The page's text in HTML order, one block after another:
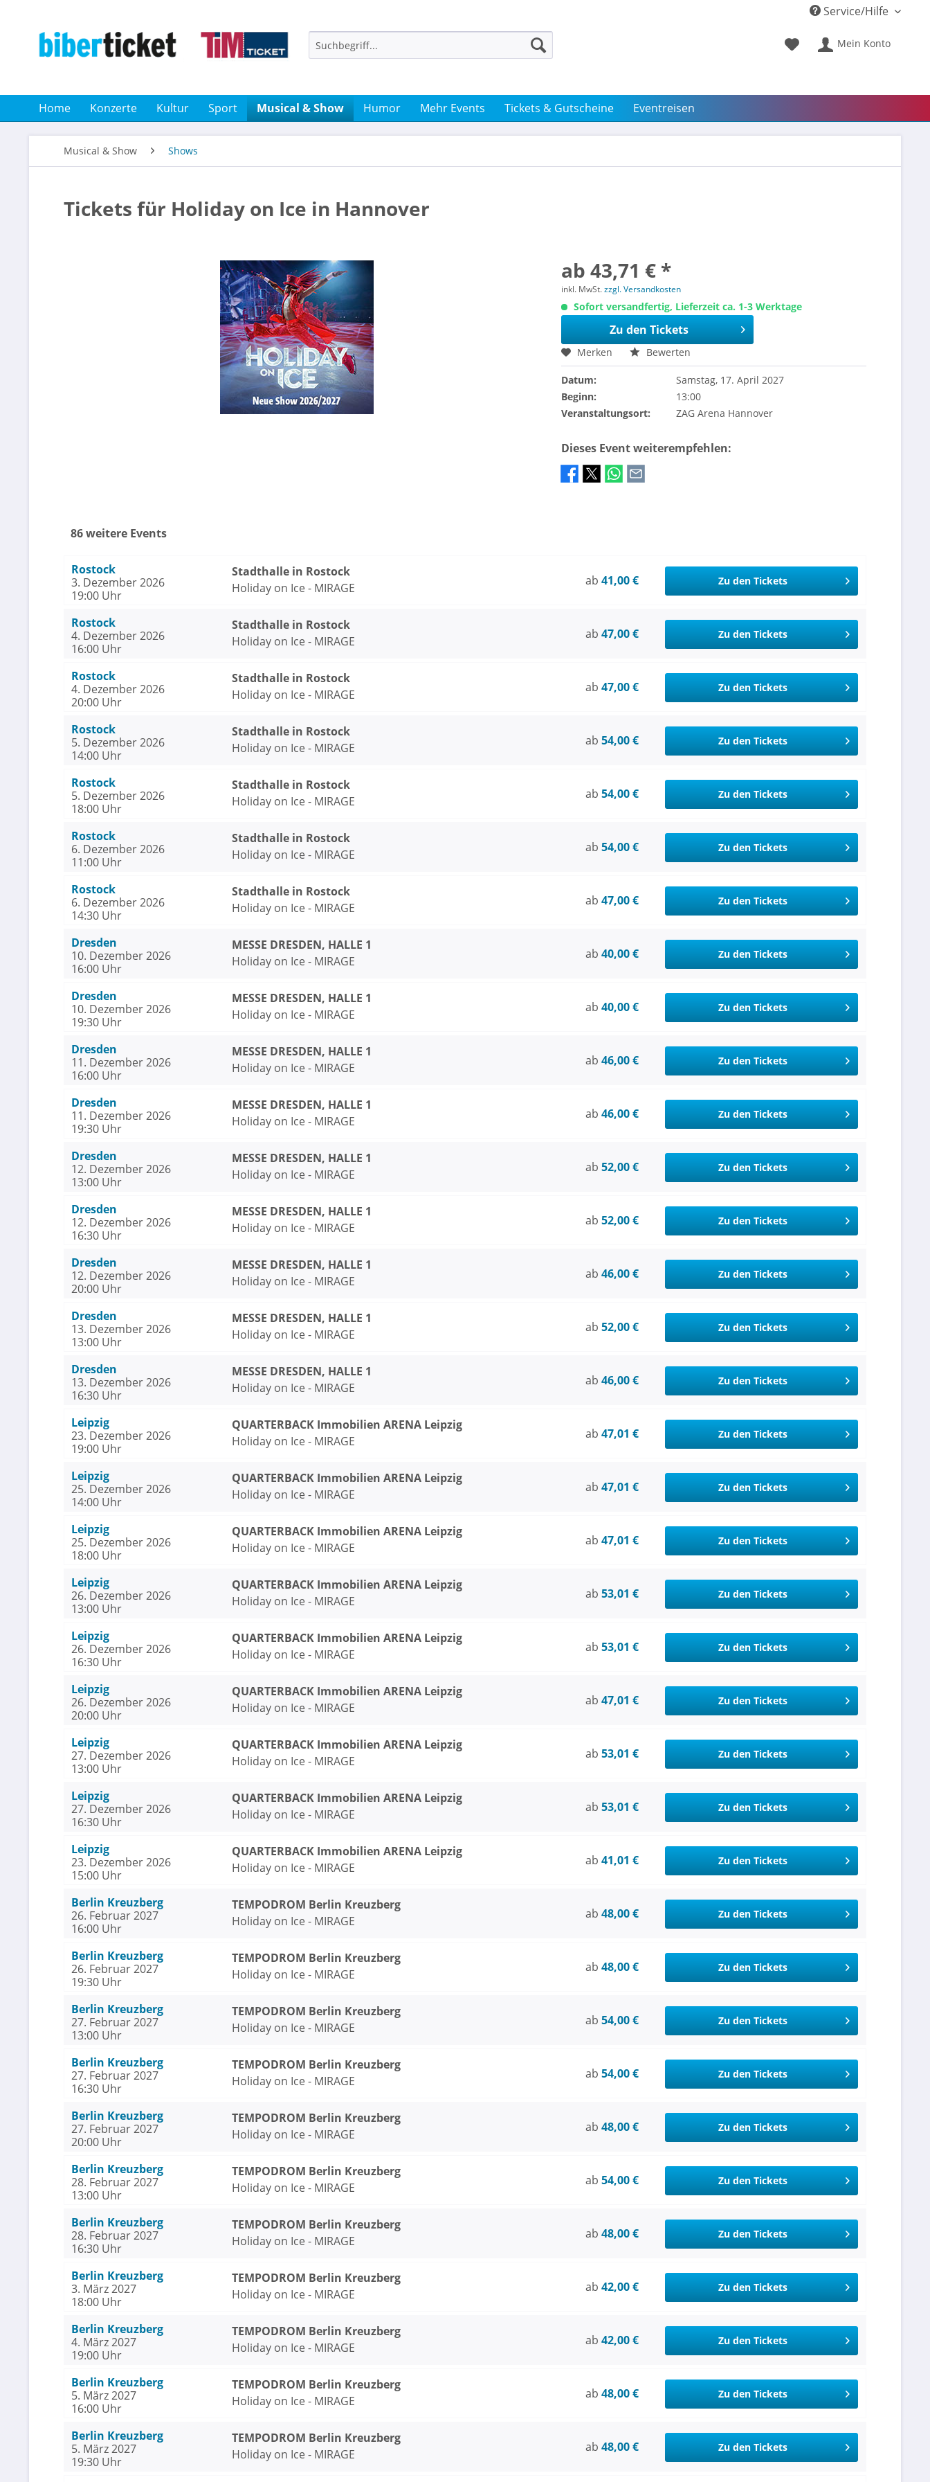
Service/Hilfe
Mein Konto
Home Konzerte Kultur Sport Musical & Show Humor Mehr Events Tickets & Gutscheine Eventreisen
Musical & Show Shows
Tickets für Holiday on Ice in Hannover
ab 43,71 € *
inkl. MwSt.zzgl. Versandkosten
Sofort versandfertig, Lieferzeit ca. 1-3 Werktage
Zu den Tickets
Merken Bewerten
Datum:
Samstag, 17. April 2027
Beginn:
13:00
Veranstaltungsort:
ZAG Arena Hannover
Dieses Event weiterempfehlen:
86 weitere Events
Rostock
3. Dezember 2026
19:00 Uhr
Stadthalle in Rostock
Holiday on Ice - MIRAGE
ab 41,00 € Zu den Tickets
Rostock
4. Dezember 2026
16:00 Uhr
Stadthalle in Rostock
Holiday on Ice - MIRAGE
ab 47,00 € Zu den Tickets
Rostock
4. Dezember 2026
20:00 Uhr
Stadthalle in Rostock
Holiday on Ice - MIRAGE
ab 47,00 € Zu den Tickets
Rostock
5. Dezember 2026
14:00 Uhr
Stadthalle in Rostock
Holiday on Ice - MIRAGE
ab 54,00 € Zu den Tickets
Rostock
5. Dezember 2026
18:00 Uhr
Stadthalle in Rostock
Holiday on Ice - MIRAGE
ab 54,00 € Zu den Tickets
Rostock
6. Dezember 2026
11:00 Uhr
Stadthalle in Rostock
Holiday on Ice - MIRAGE
ab 54,00 € Zu den Tickets
Rostock
6. Dezember 2026
14:30 Uhr
Stadthalle in Rostock
Holiday on Ice - MIRAGE
ab 47,00 € Zu den Tickets
Dresden
10. Dezember 2026
16:00 Uhr
MESSE DRESDEN, HALLE 1
Holiday on Ice - MIRAGE
ab 40,00 € Zu den Tickets
Dresden
10. Dezember 2026
19:30 Uhr
MESSE DRESDEN, HALLE 1
Holiday on Ice - MIRAGE
ab 40,00 € Zu den Tickets
Dresden
11. Dezember 2026
16:00 Uhr
MESSE DRESDEN, HALLE 1
Holiday on Ice - MIRAGE
ab 46,00 € Zu den Tickets
Dresden
11. Dezember 2026
19:30 Uhr
MESSE DRESDEN, HALLE 1
Holiday on Ice - MIRAGE
ab 46,00 € Zu den Tickets
Dresden
12. Dezember 2026
13:00 Uhr
MESSE DRESDEN, HALLE 1
Holiday on Ice - MIRAGE
ab 52,00 € Zu den Tickets
Dresden
12. Dezember 2026
16:30 Uhr
MESSE DRESDEN, HALLE 1
Holiday on Ice - MIRAGE
ab 52,00 € Zu den Tickets
Dresden
12. Dezember 2026
20:00 Uhr
MESSE DRESDEN, HALLE 1
Holiday on Ice - MIRAGE
ab 46,00 € Zu den Tickets
Dresden
13. Dezember 2026
13:00 Uhr
MESSE DRESDEN, HALLE 1
Holiday on Ice - MIRAGE
ab 52,00 € Zu den Tickets
Dresden
13. Dezember 2026
16:30 Uhr
MESSE DRESDEN, HALLE 1
Holiday on Ice - MIRAGE
ab 46,00 € Zu den Tickets
Leipzig
23. Dezember 2026
19:00 Uhr
QUARTERBACK Immobilien ARENA Leipzig
Holiday on Ice - MIRAGE
ab 47,01 € Zu den Tickets
Leipzig
25. Dezember 2026
14:00 Uhr
QUARTERBACK Immobilien ARENA Leipzig
Holiday on Ice - MIRAGE
ab 47,01 € Zu den Tickets
Leipzig
25. Dezember 2026
18:00 Uhr
QUARTERBACK Immobilien ARENA Leipzig
Holiday on Ice - MIRAGE
ab 47,01 € Zu den Tickets
Leipzig
26. Dezember 2026
13:00 Uhr
QUARTERBACK Immobilien ARENA Leipzig
Holiday on Ice - MIRAGE
ab 53,01 € Zu den Tickets
Leipzig
26. Dezember 2026
16:30 Uhr
QUARTERBACK Immobilien ARENA Leipzig
Holiday on Ice - MIRAGE
ab 53,01 € Zu den Tickets
Leipzig
26. Dezember 2026
20:00 Uhr
QUARTERBACK Immobilien ARENA Leipzig
Holiday on Ice - MIRAGE
ab 47,01 € Zu den Tickets
Leipzig
27. Dezember 2026
13:00 Uhr
QUARTERBACK Immobilien ARENA Leipzig
Holiday on Ice - MIRAGE
ab 53,01 € Zu den Tickets
Leipzig
27. Dezember 2026
16:30 Uhr
QUARTERBACK Immobilien ARENA Leipzig
Holiday on Ice - MIRAGE
ab 53,01 € Zu den Tickets
Leipzig
23. Dezember 2026
15:00 Uhr
QUARTERBACK Immobilien ARENA Leipzig
Holiday on Ice - MIRAGE
ab 41,01 € Zu den Tickets
Berlin Kreuzberg
26. Februar 2027
16:00 Uhr
TEMPODROM Berlin Kreuzberg
Holiday on Ice - MIRAGE
ab 48,00 € Zu den Tickets
Berlin Kreuzberg
26. Februar 2027
19:30 Uhr
TEMPODROM Berlin Kreuzberg
Holiday on Ice - MIRAGE
ab 48,00 € Zu den Tickets
Berlin Kreuzberg
27. Februar 2027
13:00 Uhr
TEMPODROM Berlin Kreuzberg
Holiday on Ice - MIRAGE
ab 54,00 € Zu den Tickets
Berlin Kreuzberg
27. Februar 2027
16:30 Uhr
TEMPODROM Berlin Kreuzberg
Holiday on Ice - MIRAGE
ab 54,00 € Zu den Tickets
Berlin Kreuzberg
27. Februar 2027
20:00 Uhr
TEMPODROM Berlin Kreuzberg
Holiday on Ice - MIRAGE
ab 48,00 € Zu den Tickets
Berlin Kreuzberg
28. Februar 2027
13:00 Uhr
TEMPODROM Berlin Kreuzberg
Holiday on Ice - MIRAGE
ab 54,00 € Zu den Tickets
Berlin Kreuzberg
28. Februar 2027
16:30 Uhr
TEMPODROM Berlin Kreuzberg
Holiday on Ice - MIRAGE
ab 48,00 € Zu den Tickets
Berlin Kreuzberg
3. März 2027
18:00 Uhr
TEMPODROM Berlin Kreuzberg
Holiday on Ice - MIRAGE
ab 42,00 € Zu den Tickets
Berlin Kreuzberg
4. März 2027
19:00 Uhr
TEMPODROM Berlin Kreuzberg
Holiday on Ice - MIRAGE
ab 42,00 € Zu den Tickets
Berlin Kreuzberg
5. März 2027
16:00 Uhr
TEMPODROM Berlin Kreuzberg
Holiday on Ice - MIRAGE
ab 48,00 € Zu den Tickets
Berlin Kreuzberg
5. März 2027
19:30 Uhr
TEMPODROM Berlin Kreuzberg
Holiday on Ice - MIRAGE
ab 48,00 € Zu den Tickets